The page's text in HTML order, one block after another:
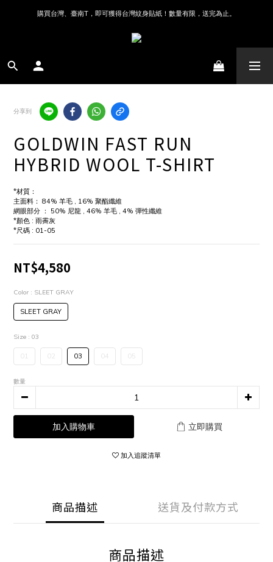
購買台灣、臺南T，即可獲得台灣紋身貼紙！數量有限，送完為止。
分享到
GOLDWIN FAST RUN
HYBRID WOOL T-SHIRT
*材質：
主面料： 84% 羊毛 , 16% 聚酯纖維
網眼部分 ： 50% 尼龍 , 46% 羊毛 , 4% 彈性纖維
*顏色 : 雨霽灰
*尺碼 : 01-05
NT$4,580
Color : SLEET GRAY
SLEET GRAY
Size : 03
01 02 03 04 05
數量
加入購物車 立即購買
加入追蹤清單
商品描述 送貨及付款方式
商品描述